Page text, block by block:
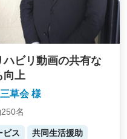
ビリ動画の共有な
向上
草会 様
名
ビス
共同生活援助